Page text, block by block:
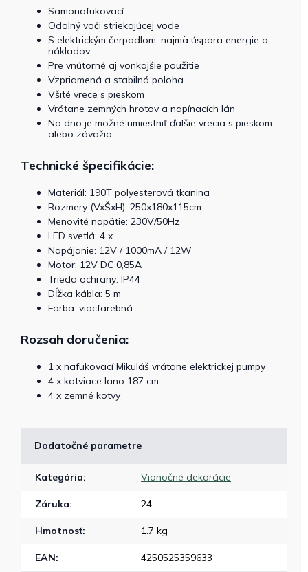
Samonafukovací
Odolný voči striekajúcej vode
S elektrickým čerpadlom, najmä úspora energie a
nákladov
Pre vnútorné aj vonkajšie použitie
Vzpriamená a stabilná poloha
Všité vrece s pieskom
Vrátane zemných hrotov a napínacích lán
Na dno je možné umiestniť ďalšie vrecia s pieskom
alebo závažia
Technické špecifikácie:
Materiál: 190T polyesterová tkanina
Rozmery (VxŠxH): 250x180x115cm
Menovité napätie: 230V/50Hz
LED svetlá: 4 x
Napájanie: 12V / 1000mA / 12W
Motor: 12V DC 0,85A
Trieda ochrany: IP44
Dĺžka kábla: 5 m
Farba: viacfarebná
Rozsah doručenia:
1 x nafukovací Mikuláš vrátane elektrickej pumpy
4 x kotviace lano 187 cm
4 x zemné kotvy
Dodatočné parametre
Kategória: Vianočné dekorácie
Záruka: 24
Hmotnosť: 1.7 kg
EAN: 4250525359633